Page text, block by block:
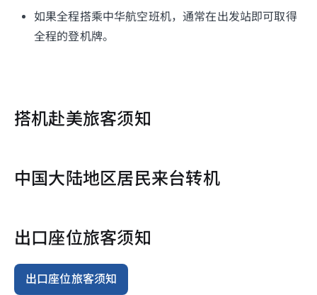
如果全程搭乘中华航空班机，通常在出发站即可取得
全程的登机牌。
搭机赴美旅客须知
中国大陆地区居民来台转机
出口座位旅客须知
出口座位旅客须知